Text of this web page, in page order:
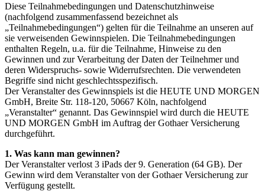
Diese Teilnahmebedingungen und Datenschutzhinweise
(nachfolgend zusammenfassend bezeichnet als
„Teilnahmebedingungen“) gelten für die Teilnahme an unseren auf
sie verweisenden Gewinnspielen. Die Teilnahmebedingungen
enthalten Regeln, u.a. für die Teilnahme, Hinweise zu den
Gewinnen und zur Verarbeitung der Daten der Teilnehmer und
deren Widerspruchs- sowie Widerrufsrechten. Die verwendeten
Begriffe sind nicht geschlechtsspezifisch.
Der Veranstalter des Gewinnspiels ist die HEUTE UND MORGEN
GmbH, Breite Str. 118-120, 50667 Köln, nachfolgend
„Veranstalter“ genannt. Das Gewinnspiel wird durch die HEUTE
UND MORGEN GmbH im Auftrag der Gothaer Versicherung
durchgeführt.
1. Was kann man gewinnen?
Der Veranstalter verlost 3 iPads der 9. Generation (64 GB). Der
Gewinn wird dem Veranstalter von der Gothaer Versicherung zur
Verfügung gestellt.